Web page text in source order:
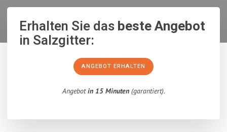
Erhalten Sie dasbeste Angebot
in Salzgitter:
ANGEBOT ERHALTEN
Angebotin 15 Minuten(garantiert).